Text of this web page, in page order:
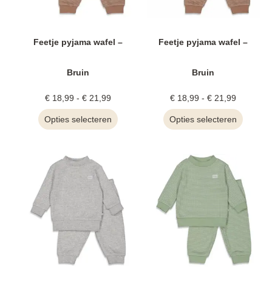
Feetje pyjama wafel –
Bruin
€18,99 - €21,99
Opties selecteren
Feetje pyjama wafel –
Bruin
€ 18,99 - € 21,99
Opties selecteren